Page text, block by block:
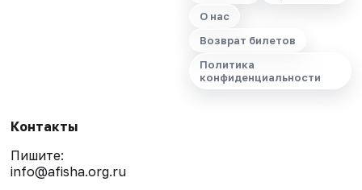
О нас
Возврат билетов
Политика
конфиденциальности
Контакты
Пишите:
info@afisha.org.ru